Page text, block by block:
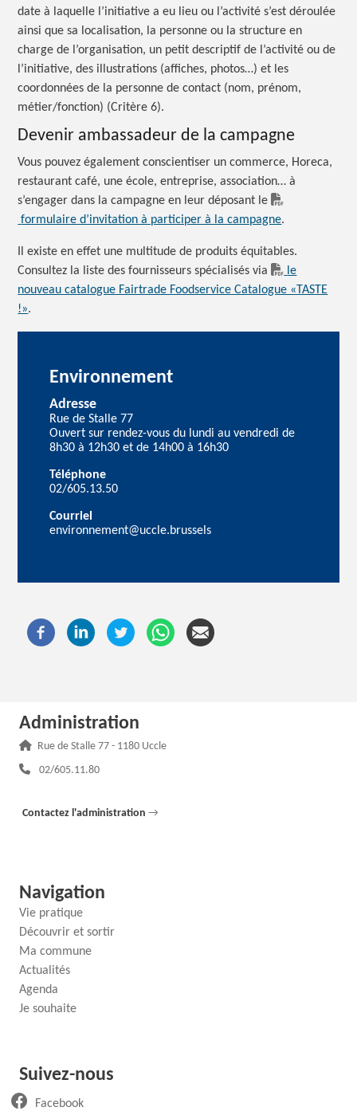
date à laquelle l’initiative a eu lieu ou l’activité s’est déroulée
ainsi que sa localisation, la personne ou la structure en
charge de l’organisation, un petit descriptif de l’activité ou de
l’initiative, des illustrations (affiches, photos…) et les
coordonnées de la personne de contact (nom, prénom,
métier/fonction) (Critère 6).
Devenir ambassadeur de la campagne
Vous pouvez également conscientiser un commerce, Horeca,
restaurant café, une école, entreprise, association… à
s’engager dans la campagne en leur déposant le
formulaire d’invitation à participer à la campagne.
Il existe en effet une multitude de produits équitables.
Consultez la liste des fournisseurs spécialisés via
le
nouveau catalogue Fairtrade Foodservice Catalogue «TASTE
!».
Environnement
Adresse
Rue de Stalle 77
Ouvert sur rendez-vous du lundi au vendredi de
8h30 à 12h30 et de 14h00 à 16h30
Téléphone
02/605.13.50
Courriel
environnement@uccle.brussels
Administration
Adresse :
Rue de Stalle 77 - 1180 Uccle
Téléphone :
02/605.11.80
Contactez l'administration →
Navigation
Vie pratique
Découvrir et sortir
Ma commune
Actualités
Agenda
Je souhaite
Suivez-nous
Facebook(ouvre un nouvel onglet)